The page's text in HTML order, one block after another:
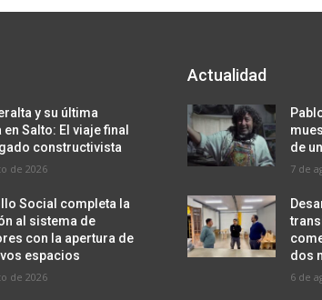
y su última
en Salto: El viaje final
constructivista
de 2026
Social completa la
al sistema de
con la apertura de
espacios
de 2026
Actualidad
de
7 de
dos
6 de